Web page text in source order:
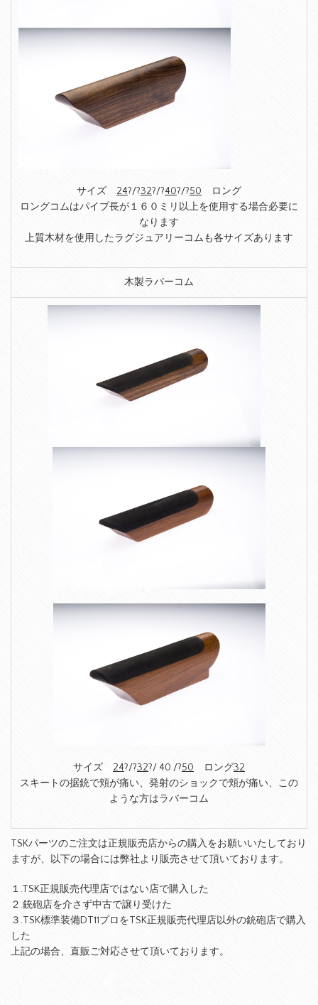
サイズ 24?/?32?/?40?/?50 ロング
ロングコムはパイプ長が１６０ミリ以上を使用する場合必要に
なります
上質木材を使用したラグジュアリーコムも各サイズあります
木製ラバーコム
サイズ 24?/?32?/ 40 /?50 ロング32
スキートの据銃で頬が痛い、発射のショックで頬が痛い、この
ような方はラバーコム
TSKパーツのご注文は正規販売店からの購入をお願いいたしており
ますが、以下の場合には弊社より販売させて頂いております。
１.TSK正規販売代理店ではない店で購入した
２.銃砲店を介さず中古で譲り受けた
３.TSK標準装備DT11プロをTSK正規販売代理店以外の銃砲店で購入
した
上記の場合、直販ご対応させて頂いております。